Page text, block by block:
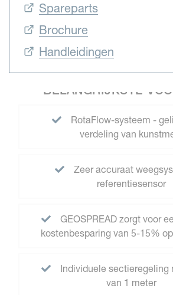
Spareparts
Brochure
Handleidingen
BELANGRIJKSTE
RotaFlow-systeem -
verdeling van
Zeer accuraat
referentiesensor
GEOSPREAD zorgt voor
kostenbesparing van 5-15%
Individuele sectieregeling
van 1 meter